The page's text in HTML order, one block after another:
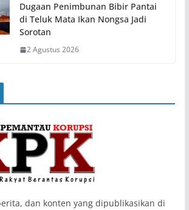
Dugaan Penimbunan Bibir Pantai
di Teluk Mata Ikan Nongsa Jadi
Sorotan
2 Agustus 2026
dan konten yang dipublikasikan di